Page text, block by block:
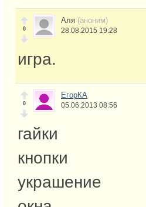
0
Аля (аноним)
28.08.2015 19:28
игра.
0
ЕгорКА
05.06.2013 08:56
гайки
кнопки
украшение